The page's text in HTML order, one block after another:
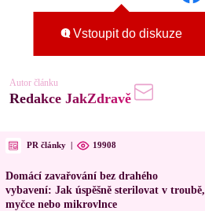
Vstoupit do diskuze
Autor článku
Redakce JakZdravě
PR články 19908
Domácí zavařování bez drahého
vybavení: Jak úspěšně sterilovat v troubě,
myčce nebo mikrovlnce